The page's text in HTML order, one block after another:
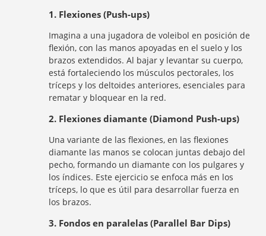
1. Flexiones (Push-ups)
Imagina a una jugadora de voleibol en posición de
flexión, con las manos apoyadas en el suelo y los
brazos extendidos. Al bajar y levantar su cuerpo,
está fortaleciendo los músculos pectorales, los
tríceps y los deltoides anteriores, esenciales para
rematar y bloquear en la red.
2. Flexiones diamante (Diamond Push-ups)
Una variante de las flexiones, en las flexiones
diamante las manos se colocan juntas debajo del
pecho, formando un diamante con los pulgares y
los índices. Este ejercicio se enfoca más en los
tríceps, lo que es útil para desarrollar fuerza en
los brazos.
3. Fondos en paralelas (Parallel Bar Dips)